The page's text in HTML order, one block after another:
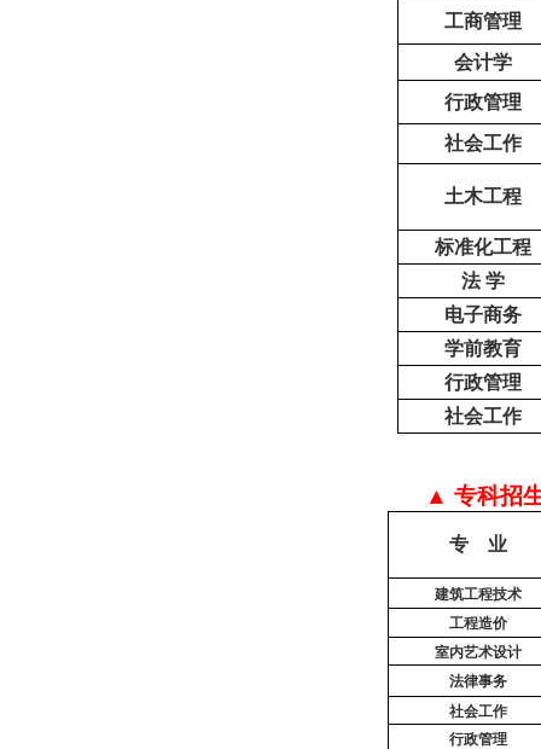
工商管理
会计学
行政管理
社会工作
土木工程
标准化工程
法 学
电子商务
学前教育
行政管理
社会工作
▲ 专科招
专 业
建筑工程技术
工程造价
室内艺术设计
法律事务
社会工作
行政管理